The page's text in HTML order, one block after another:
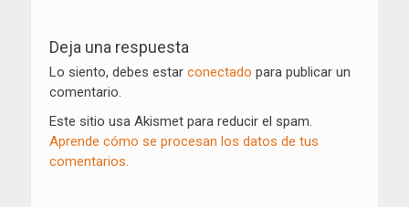
de
entradas
Deja una respuesta
Lo siento, debes estar conectado para publicar un
comentario.
Este sitio usa Akismet para reducir el spam.
Aprende cómo se procesan los datos de tus
comentarios.